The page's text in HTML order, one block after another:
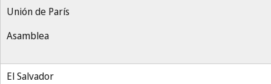
Unión de París
Asamblea
El Salvador